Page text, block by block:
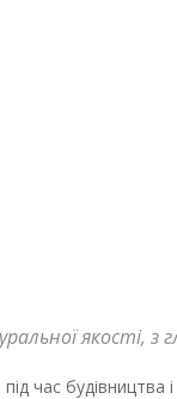
якості, з
час будівництва і